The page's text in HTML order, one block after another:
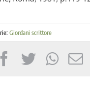
Giordani scrittore